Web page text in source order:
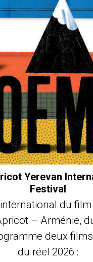
Yerevan
Festival
du film
– Arménie,
deux
du réel 2026 :